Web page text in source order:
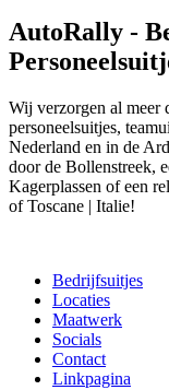
AutoRally -
Wij verzorgen al meer
personeelsuitjes,
Nederland en in de
door de Bollenstreek,
Kagerplassen of een
of Toscane | Italie!
Bedrijfsuitjes
Locaties
Maatwerk
Socials
Contact
Linkpagina